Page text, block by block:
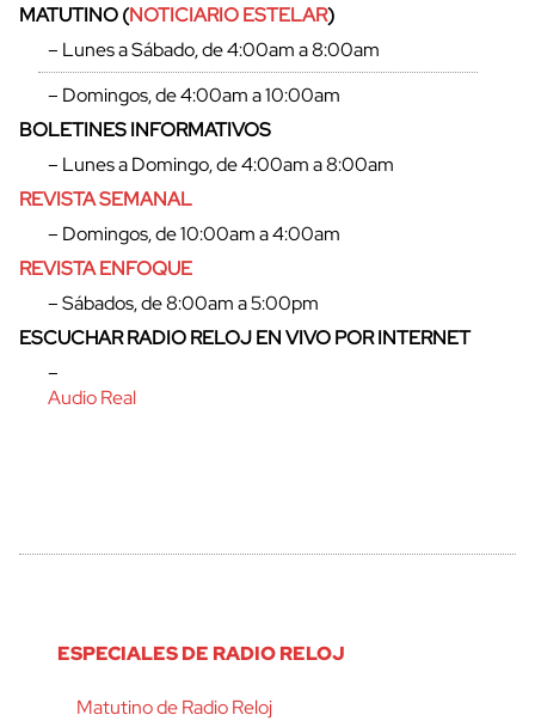
cerrar
MATUTINO (NOTICIARIO ESTELAR)
– Lunes a Sábado, de 4:00am a 8:00am
– Domingos, de 4:00am a 10:00am
BOLETINES INFORMATIVOS
– Lunes a Domingo, de 4:00am a 8:00am
REVISTA SEMANAL
– Domingos, de 10:00am a 4:00am
REVISTA ENFOQUE
– Sábados, de 8:00am a 5:00pm
ESCUCHAR RADIO RELOJ EN VIVO POR INTERNET
–
Audio Real
ESPECIALES DE RADIO RELOJ
Matutino de Radio Reloj